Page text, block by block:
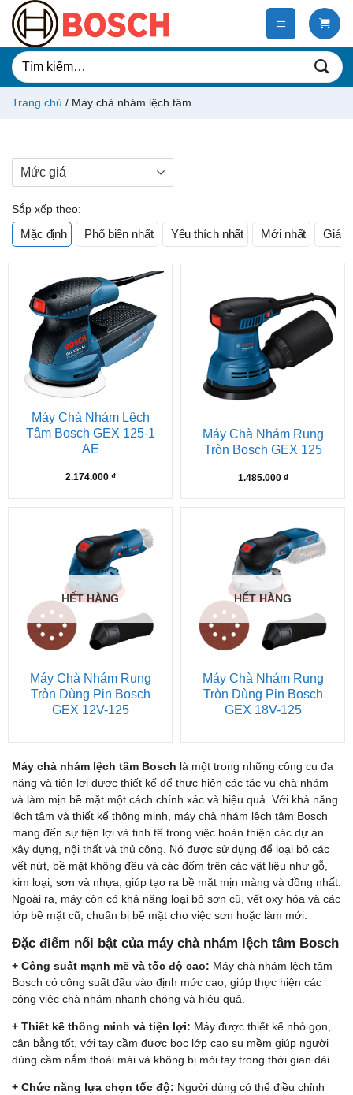
Chuyển
đến
dungTìm
kiếm:
Trang chủ / Máy chà nhám lệch tâm
Mức giá
Sắp xếp theo:
Mặc định Phổ biến nhất Yêu thích nhất Mới nhất Giá
Máy Chà Nhám Lệch
Tâm Bosch GEX 125-1
AE
2.174.000 ₫
Máy Chà Nhám Rung
Tròn Bosch GEX 125
1.485.000 ₫
HẾT HÀNG
Máy Chà Nhám Rung
Tròn Dùng Pin Bosch
GEX 12V-125
HẾT HÀNG
Máy Chà Nhám Rung
Tròn Dùng Pin Bosch
GEX 18V-125
Máy chà nhám lệch tâm Bosch là một trong những công cụ đa
năng và tiện lợi được thiết kế để thực hiện các tác vụ chà nhám
và làm mịn bề mặt một cách chính xác và hiệu quả. Với khả năng
lệch tâm và thiết kế thông minh, máy chà nhám lệch tâm Bosch
mang đến sự tiện lợi và tinh tế trong việc hoàn thiện các dự án
xây dựng, nội thất và thủ công. Nó được sử dụng để loại bỏ các
vết nứt, bề mặt không đều và các đốm trên các vật liệu như gỗ,
kim loại, sơn và nhựa, giúp tạo ra bề mặt mịn màng và đồng nhất.
Ngoài ra, máy còn có khả năng loại bỏ sơn cũ, vết oxy hóa và các
lớp bề mặt cũ, chuẩn bị bề mặt cho việc sơn hoặc làm mới.
Đặc điểm nổi bật của máy chà nhám lệch tâm Bosch
+ Công suất mạnh mẽ và tốc độ cao: Máy chà nhám lệch tâm
Bosch có công suất đầu vào định mức cao, giúp thực hiện các
công việc chà nhám nhanh chóng và hiệu quả.
+ Thiết kế thông minh và tiện lợi: Máy được thiết kế nhỏ gọn,
cân bằng tốt, với tay cầm được bọc lớp cao su mềm giúp người
dùng cầm nắm thoải mái và không bị mỏi tay trong thời gian dài.
+ Chức năng lựa chọn tốc độ: Người dùng có thể điều chỉnh